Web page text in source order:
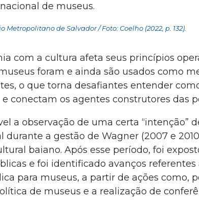
de museus.
Metropolitano de Salvador / Foto: Coelho (2022, p. 132).
com a cultura afeta seus princípios
foram e ainda são usados como
o que torna desafiantes entender
conectam os agentes construtores das
a observação de uma certa “intenção”
a gestão de Wagner (2007 e
baiano. Após esse período, foi
e foi identificado avanços referentes
para museus, a partir de ações como,
de museus e a realização de